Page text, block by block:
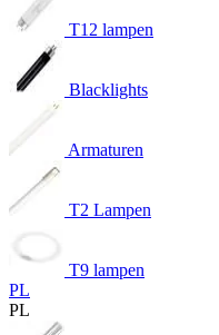
T12 lampen
Blacklights
Armaturen
T2 Lampen
T9 lampen
PL
PL